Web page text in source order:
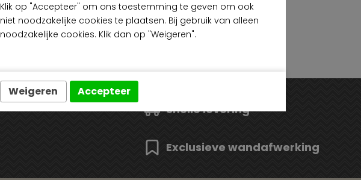
Klik op "Accepteer" om ons toestemming te geven om ook
niet noodzakelijke cookies te plaatsen. Bij gebruik van alleen
noodzakelijke cookies. Klik dan op "Weigeren".
Weigeren Accepteer
Snelle levering
Exclusieve wandafwerking